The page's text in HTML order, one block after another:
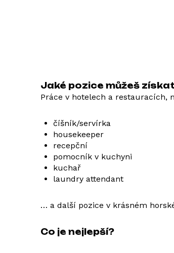
Jaké pozice můžeš
Práce v hotelech a restauracích,
číšník/servírka
housekeeper
recepční
pomocník v kuchyni
kuchař
laundry attendant
… a další pozice v krásném
Co je nejlepší?